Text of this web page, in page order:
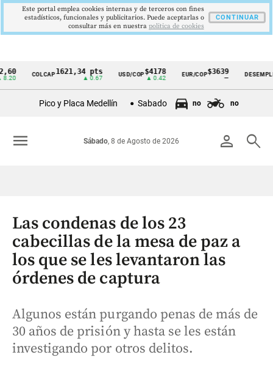
Cintillo
Colombia
COLCAP1621,34 pts USD/COP$4178
▲ 0.42
EUR/COP$3639
—
DESEMPLEO9,9
▼
Pico y Placa Medellín Sabado no no
person search
Sábado, 8 de Agosto de 2026
menu
Las condenas de los 23
cabecillas de la mesa de paz a
los que se les levantaron las
órdenes de captura
Algunos están purgando penas de más de
30 años de prisión y hasta se les están
investigando por otros delitos.
Este portal emplea cookies internas y de terceros con fines
estadísticos, funcionales y publicitarios. Puede aceptarlas o
consultar más en nuestra politica de cookies
CONTINUAR